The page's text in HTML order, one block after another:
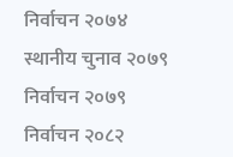
निर्वाचन २०७४
स्थानीय चुनाव २०७९
निर्वाचन २०७९
निर्वाचन २०८२